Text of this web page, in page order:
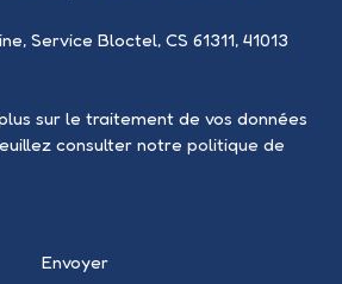
Service Bloctel, CS 61311, 41013
sur le traitement de vos données
consulter notre politique de
Envoyer